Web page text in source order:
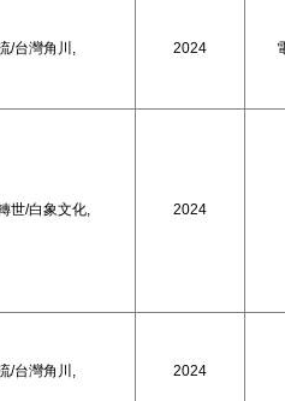
/台灣角川, 2024
世/白象文化, 2024
/台灣角川, 2024